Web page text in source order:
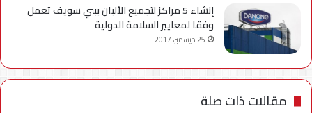
إنشاء 5 مراكز لتجميع الألبان ببني سويف تعمل
وفقا لمعايير السلامة الدولية
25 ديسمبر، 2017
مقالات ذات صلة